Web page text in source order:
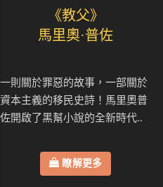
《教父》
馬里奧·普佐
一則關於罪惡的故事，一部關於
資本主義的移民史詩！馬里奧普
佐開啟了黑幫小說的全新時代..
瞭解更多